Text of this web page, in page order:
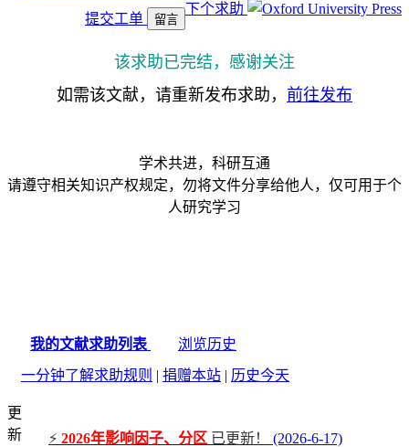
下个求助
提交工单 留言
该求助已完结，感谢关注
如需该文献，请重新发布求助， 前往发布
学术共进，科研互通
请遵守相关知识产权规定，勿将文件分享给他人，仅可用于个
人研究学习
我的文献求助列表
浏览历史
一分钟了解求助规则 | 捐赠本站 | 历史今天
更
新
⚡ 2026年影响因子、分区 已更新！
(2026-6-17)